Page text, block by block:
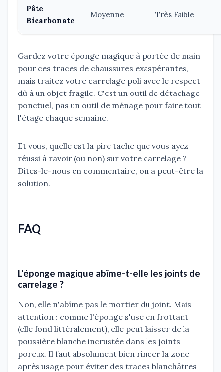
Pâte
Bicarbonate
Moyenne Très Faible
Gardez votre éponge magique à portée de main
pour ces traces de chaussures exaspérantes,
mais traitez votre carrelage poli avec le respect
dû à un objet fragile. C'est un outil de détachage
ponctuel, pas un outil de ménage pour faire tout
l'étage chaque semaine.
Et vous, quelle est la pire tache que vous ayez
réussi à ravoir (ou non) sur votre carrelage ?
Dites-le-nous en commentaire, on a peut-être la
solution.
FAQ
L'éponge magique abîme-t-elle les joints de
carrelage ?
Non, elle n'abîme pas le mortier du joint. Mais
attention : comme l'éponge s'use en frottant
(elle fond littéralement), elle peut laisser de la
poussière blanche incrustée dans les joints
poreux. Il faut absolument bien rincer la zone
après usage pour éviter des traces blanchâtres